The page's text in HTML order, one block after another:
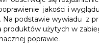
jakości i
Na podstawie wywiadu z
produktów użytych w
poprawie.